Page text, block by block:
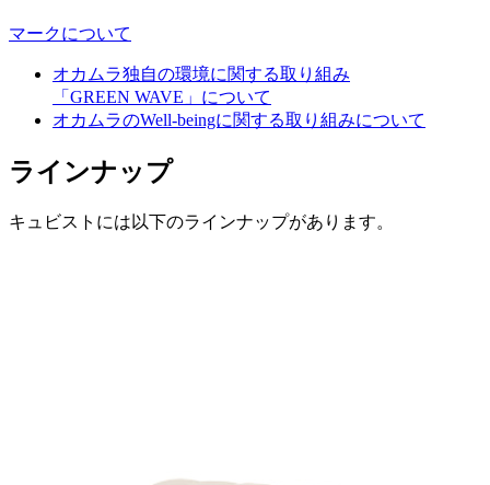
マークについて
オカムラ独自の環境に関する取り組み
「GREEN WAVE」について
オカムラのWell-beingに関する取り組みについて
ラインナップ
キュビストには以下のラインナップがあります。